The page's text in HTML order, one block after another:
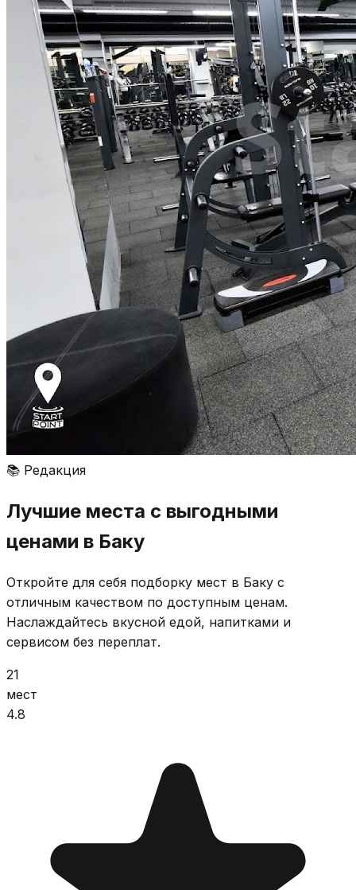
📚 Редакция
Лучшие места с выгодными
ценами в Баку
Откройте для себя подборку мест в Баку с
отличным качеством по доступным ценам.
Наслаждайтесь вкусной едой, напитками и
сервисом без переплат.
21
мест
4.8